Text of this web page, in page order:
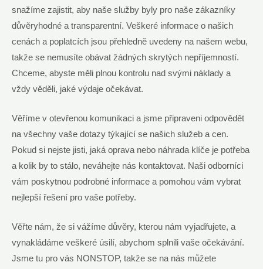
snažíme zajistit, aby naše služby byly pro naše zákazníky
důvěryhodné a transparentní. Veškeré informace o našich
cenách a poplatcích jsou přehledně uvedeny na našem webu,
takže se nemusíte obávat žádných skrytých nepříjemností.
Chceme, abyste měli plnou kontrolu nad svými náklady a
vždy věděli, jaké výdaje očekávat.
Věříme v otevřenou komunikaci a jsme připraveni odpovědět
na všechny vaše dotazy týkající se našich služeb a cen.
Pokud si nejste jisti, jaká oprava nebo náhrada klíče je potřeba
a kolik by to stálo, neváhejte nás kontaktovat. Naši odborníci
vám poskytnou podrobné informace a pomohou vám vybrat
nejlepší řešení pro vaše potřeby.
Věřte nám, že si vážíme důvěry, kterou nám vyjadřujete, a
vynakládáme veškeré úsilí, abychom splnili vaše očekávání.
Jsme tu pro vás NONSTOP, takže se na nás můžete